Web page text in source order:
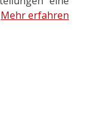
Mehr erfahren